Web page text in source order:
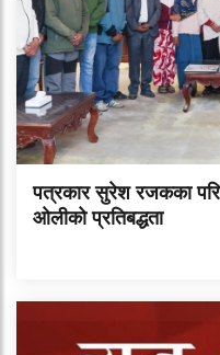
पत्रकार सुरेश रजकका
ओलीको प्रतिबद्धता